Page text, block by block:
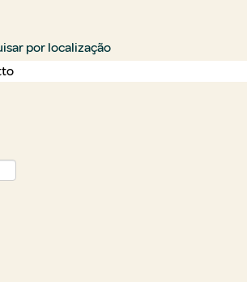
por localização